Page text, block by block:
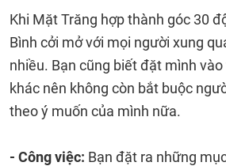
Khi Mặt Trăng hợp thành góc 30
Bình cởi mở với mọi người xung
nhiều. Bạn cũng biết đặt mình
khác nên không còn bắt buộc
theo ý muốn của mình nữa.
- Công việc: Bạn đặt ra những